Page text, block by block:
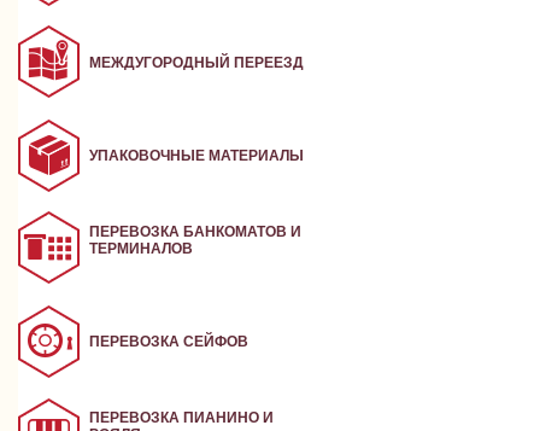
МЕЖДУГОРОДНЫЙ ПЕРЕЕЗД
УПАКОВОЧНЫЕ МАТЕРИАЛЫ
ПЕРЕВОЗКА БАНКОМАТОВ И
ТЕРМИНАЛОВ
ПЕРЕВОЗКА СЕЙФОВ
ПЕРЕВОЗКА ПИАНИНО И